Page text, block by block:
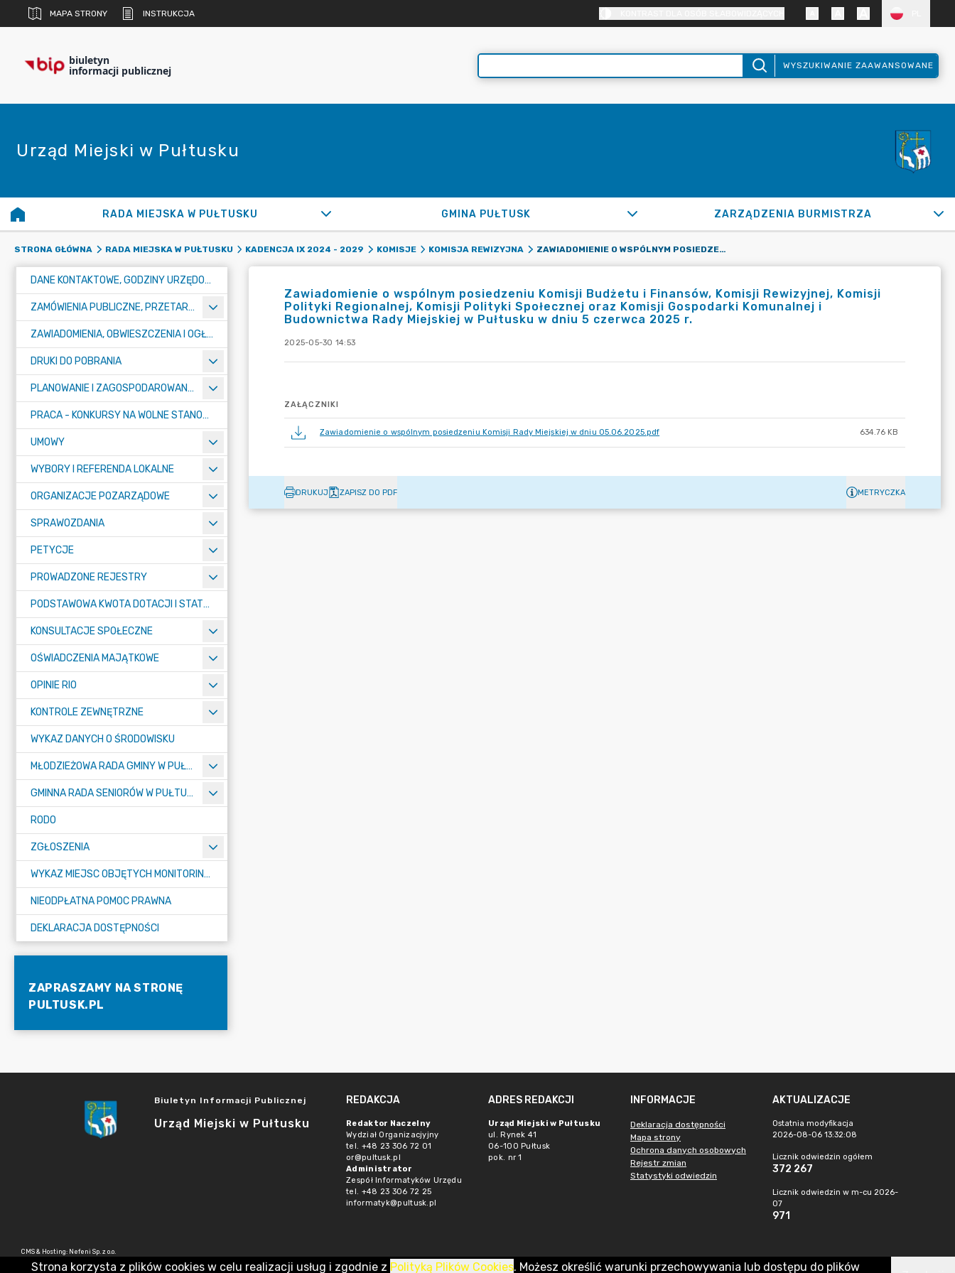
MAPA STRONY INSTRUKCJA
biuletyn
informacji publicznej WYSZUKIWANIE ZAAWANSOWANE
Urząd Miejski w Pułtusku
RADA MIEJSKA W PUŁTUSKU GMINA PUŁTUSK ZARZĄDZENIA BURMISTRZA
STRONA GŁÓWNA RADA MIEJSKA W PUŁTUSKU KADENCJA IX 2024 - 2029 KOMISJE KOMISJA REWIZYJNA ZAWIADOMIENIE O WSPÓLNYM POSIEDZENIU KOMISJI BUDŻETU I FINANSÓW, KOMISJI REWIZYJNEJ, KOMISJI POLITYKI REGIONALNEJ, KOMISJI POLITYKI SPOŁECZNEJ ORAZ KOMISJI GOSPODARKI KOMUNALNEJ I BUDOWNICTWA RADY MIEJSKIEJ W PUŁTUSKU W DNIU 5 CZERWCA 2025 R.
DANE KONTAKTOWE, GODZINY URZĘDOWANIA I NUMER KONTA BANKOWEGO
ZAMÓWIENIA PUBLICZNE, PRZETARGI, KONKURSY
ZAWIADOMIENIA, OBWIESZCZENIA I OGŁOSZENIA
DRUKI DO POBRANIA
PLANOWANIE I ZAGOSPODAROWANIE PRZESTRZENNE
PRACA - KONKURSY NA WOLNE STANOWISKA
UMOWY
WYBORY I REFERENDA LOKALNE
ORGANIZACJE POZARZĄDOWE
SPRAWOZDANIA
PETYCJE
PROWADZONE REJESTRY
PODSTAWOWA KWOTA DOTACJI I STATYSTYCZNA LICZBA UCZNIÓW
KONSULTACJE SPOŁECZNE
OŚWIADCZENIA MAJĄTKOWE
OPINIE RIO
KONTROLE ZEWNĘTRZNE
WYKAZ DANYCH O ŚRODOWISKU
MŁODZIEŻOWA RADA GMINY W PUŁTUSKU
GMINNA RADA SENIORÓW W PUŁTUSKU
RODO
ZGŁOSZENIA
WYKAZ MIEJSC OBJĘTYCH MONITORINGIEM
NIEODPŁATNA POMOC PRAWNA
DEKLARACJA DOSTĘPNOŚCI
ZAPRASZAMY NA STRONĘ
PULTUSK.PL
Zawiadomienie o wspólnym posiedzeniu Komisji Budżetu i Finansów, Komisji Rewizyjnej, Komisji
Polityki Regionalnej, Komisji Polityki Społecznej oraz Komisji Gospodarki Komunalnej i
Budownictwa Rady Miejskiej w Pułtusku w dniu 5 czerwca 2025 r.
2025-05-30 14:53
ZAŁĄCZNIKI
Zawiadomienie o wspólnym posiedzeniu Komisji Rady Miejskiej w dniu 05.06.2025.pdf 634.76 KB
DRUKUJ ZAPISZ DO PDF METRYCZKA
Biuletyn Informacji Publicznej
Urząd Miejski w Pułtusku
REDAKCJA
Redaktor Naczelny
Wydział Organizacjyjny
tel. +48 23 306 72 01
or@pultusk.pl
Administrator
Zespół Informatyków Urzędu
tel. +48 23 306 72 25
informatyk@pultusk.pl
ADRES REDAKCJI
Urząd Miejski w Pułtusku
ul. Rynek 41
06-100 Pułtusk
pok. nr 1
INFORMACJE
Deklaracja dostępności
Mapa strony
Ochrona danych osobowych
Rejestr zmian
Statystyki odwiedzin
AKTUALIZACJE
Ostatnia modyfikacja
2026-08-06 13:32:08
Licznik odwiedzin ogółem
372 267
Licznik odwiedzin w m-cu 2026-
07
971
CMS & Hosting: Nefeni Sp. z o.o.
Strona korzysta z plików cookies w celu realizacji usług i zgodnie z Polityką Plików Cookies. Możesz określić warunki przechowywania lub dostępu do plików